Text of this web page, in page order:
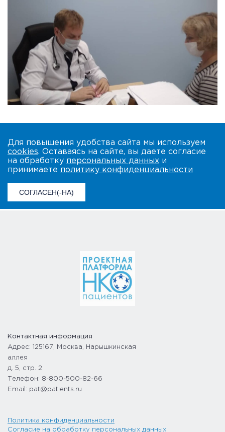
Для повышения удобства сайта мы используем
cookies. Оставаясь на сайте, вы даете согласие
на обработку персональных данных и
принимаете политику конфиденциальности
СОГЛАСЕН(-НА)
Контактная информация
Адрес: 125167, Москва, Нарышкинская
аллея
д. 5, стр. 2
Телефон: 8-800-500-82-66
Email: pat@patients.ru
Политика конфиденциальности
Согласие на обработку персональных данных